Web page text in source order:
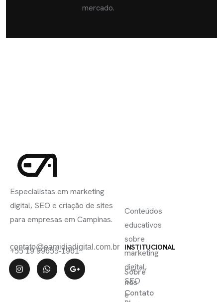
mercado.
Especialistas em marketing
digital, SEO e criação de sites
para empresas em Campinas.
contato@eamidiadigital.com.br
+55 19 99655-1961 INSTITUCIONAL
Sobre
nós
Contato
Conteúdos
educativos
sobre
marketing
digital,
SEO
e